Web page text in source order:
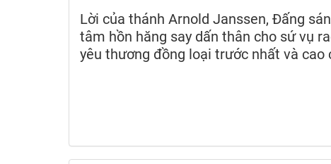
Lời của thánh Arnold Janssen, Đấng
tâm hồn hăng say dấn thân cho sứ vụ
yêu thương đồng loại trước nhất và cao